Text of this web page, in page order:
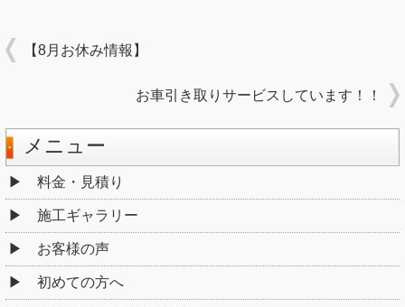
【8月お休み情報】
お車引き取りサービスしています！！
メニュー
料金・見積り
施工ギャラリー
お客様の声
初めての方へ